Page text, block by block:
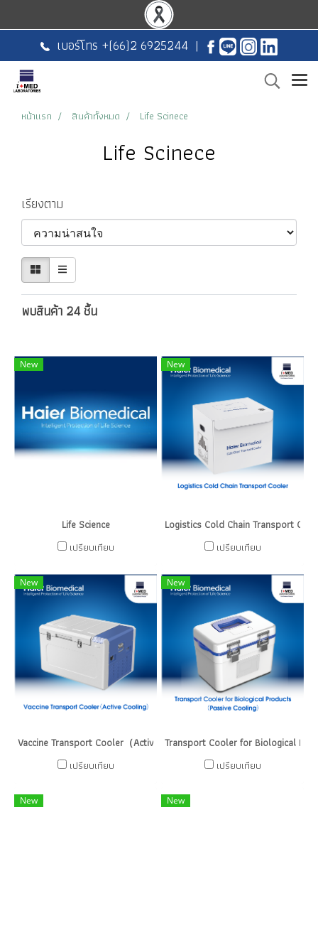
เบอร์โทร +(66)2 6925244 |
หน้าแรก สินค้าทั้งหมด Life Scinece
Life Scinece
เรียงตาม
พบสินค้า 24 ชิ้น
New
Life Science
เปรียบเทียบ
New
Logistics Cold Chain Transport
เปรียบเทียบ
New
Vaccine Transport Cooler（Active Cooling）
เปรียบเทียบ
New
Transport Cooler for Biological
เปรียบเทียบ
New New